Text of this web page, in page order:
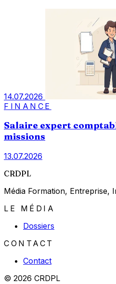
14.07.2026
FINANCE
Salaire expert
missions
13.07.2026
CRDPL
Média Formation, Entreprise,
LE MÉDIA
Dossiers
CONTACT
Contact
© 2026 CRDPL